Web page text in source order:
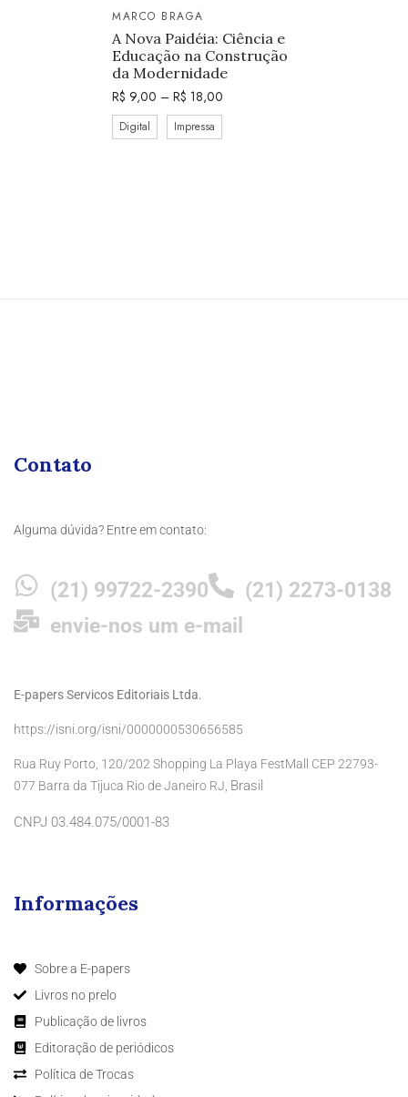
MARCO BRAGA
A Nova Paidéia: Ciência e
Educação na Construção
da Modernidade
R$ 9,00 – R$ 18,00
Digital Impressa
Contato
Alguma dúvida? Entre em contato:
(21) 99722-2390
(21) 2273-0138
envie-nos um e-mail
E-papers Servicos Editoriais Ltda.
https://isni.org/isni/0000000530656585
Rua Ruy Porto, 120/202 Shopping La Playa FestMall CEP 22793-
077 Barra da Tijuca Rio de Janeiro RJ, Brasil
CNPJ 03.484.075/0001-83
Informações
Sobre a E-papers
Livros no prelo
Publicação de livros
Editoração de periódicos
Política de Trocas